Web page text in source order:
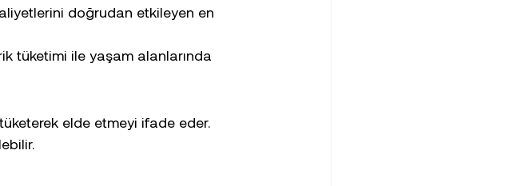
doğrudan etkileyen en
tüketimi ile yaşam alanlarında
elde etmeyi ifade eder.